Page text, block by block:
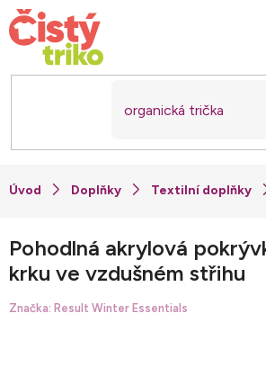
Přejít
na
obsah
Doplňky Textilní doplňky
Pohodlná akrylová
krku ve vzdušném střihu
Značka: Result Winter Essentials